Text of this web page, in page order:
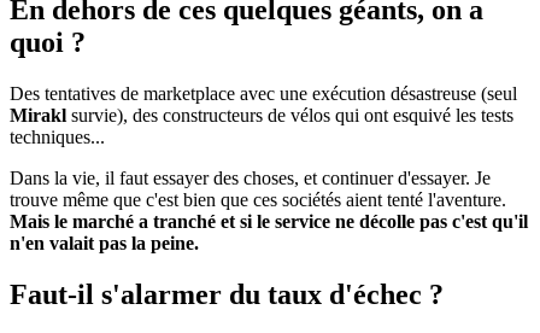
En dehors de ces quelques géants, on a
quoi ?
Des tentatives de marketplace avec une exécution désastreuse (seul
Mirakl survie), des constructeurs de vélos qui ont esquivé les tests
techniques...
Dans la vie, il faut essayer des choses, et continuer d'essayer. Je
trouve même que c'est bien que ces sociétés aient tenté l'aventure.
Mais le marché a tranché et si le service ne décolle pas c'est qu'il
n'en valait pas la peine.
Faut-il s'alarmer du taux d'échec ?